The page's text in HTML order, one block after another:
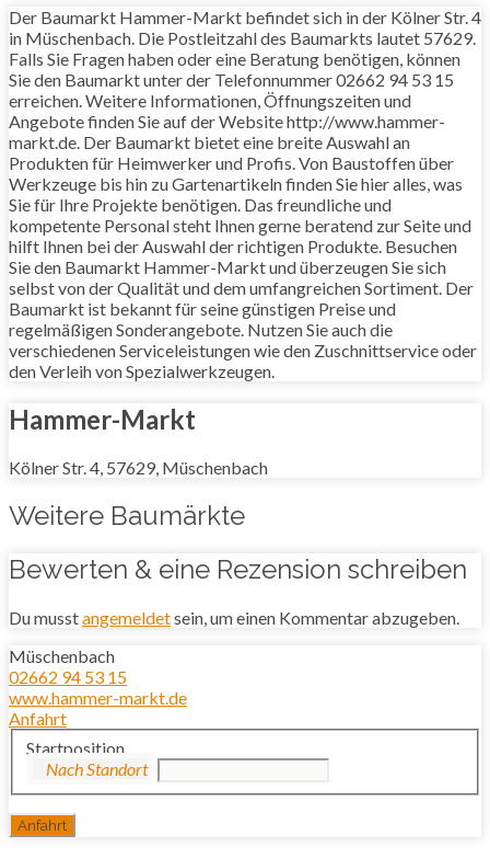
Der Baumarkt Hammer-Markt befindet sich in der Kölner Str. 4
in Müschenbach. Die Postleitzahl des Baumarkts lautet 57629.
Falls Sie Fragen haben oder eine Beratung benötigen, können
Sie den Baumarkt unter der Telefonnummer 02662 94 53 15
erreichen. Weitere Informationen, Öffnungszeiten und
Angebote finden Sie auf der Website http://www.hammer-
markt.de. Der Baumarkt bietet eine breite Auswahl an
Produkten für Heimwerker und Profis. Von Baustoffen über
Werkzeuge bis hin zu Gartenartikeln finden Sie hier alles, was
Sie für Ihre Projekte benötigen. Das freundliche und
kompetente Personal steht Ihnen gerne beratend zur Seite und
hilft Ihnen bei der Auswahl der richtigen Produkte. Besuchen
Sie den Baumarkt Hammer-Markt und überzeugen Sie sich
selbst von der Qualität und dem umfangreichen Sortiment. Der
Baumarkt ist bekannt für seine günstigen Preise und
regelmäßigen Sonderangebote. Nutzen Sie auch die
verschiedenen Serviceleistungen wie den Zuschnittservice oder
den Verleih von Spezialwerkzeugen.
Hammer-Markt
Kölner Str. 4, 57629, Müschenbach
Weitere Baumärkte
Bewerten & eine Rezension schreiben
Du musstangemeldetsein, um einen Kommentar abzugeben.
Müschenbach
02662 94 53 15
www.hammer-markt.de
Anfahrt
Startposition